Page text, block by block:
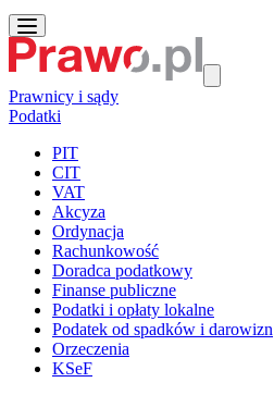
Prawnicy i sądy
Podatki
PIT
CIT
VAT
Akcyza
Ordynacja
Rachunkowość
Doradca podatkowy
Finanse publiczne
Podatki i opłaty lokalne
Podatek od spadków i darowizn
Orzeczenia
KSeF